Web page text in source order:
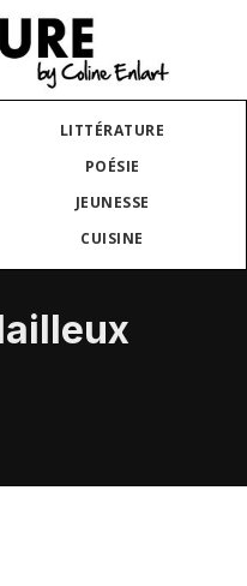
LITTÉRATURE
POÉSIE
JEUNESSE
CUISINE